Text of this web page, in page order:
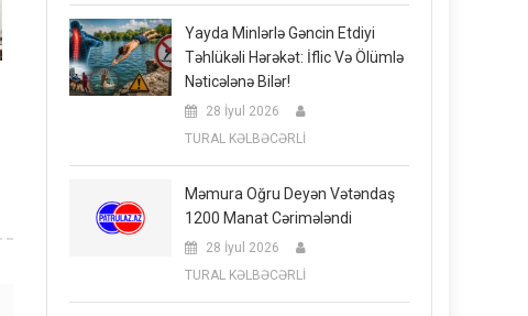
Yayda Minlərlə Gəncin Etdiyi
Təhlükəli Hərəkət: İflic Və Ölümlə
Nəticələnə Bilər!
28 İyul 2026
TURAL KƏLBƏCƏRLİ
Məmura Oğru Deyən Vətəndaş
1200 Manat Cərimələndi
28 İyul 2026
TURAL KƏLBƏCƏRLİ